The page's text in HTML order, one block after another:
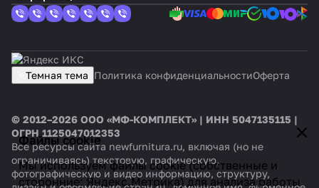
Файлы cookie
Мы используем файлы cookie (собственные и
сторонние: Яндекс.Метрика) для анализа работы
Темная тема Политика конфиденциальностиОферта
© 2012–2026 ООО «МФ-КОМПЛЕКТ» | ИНН 5047135115 |
ОГРН 1125047012353
Все ресурсы сайта newfurnitura.ru, включая (но не
ограничиваясь) текстовую, графическую,
фотографическую и видео информацию, структуру,